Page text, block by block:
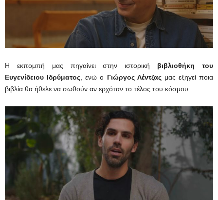
Η εκπομπή μας πηγαίνει στην ιστορική βιβλιοθήκη του
Ευγενίδειου Ιδρύματος, ενώ ο Γιώργος Λέντζαςμας εξηγεί ποια
βιβλία θα ήθελε να σωθούν αν ερχόταν το τέλος του κόσμου.